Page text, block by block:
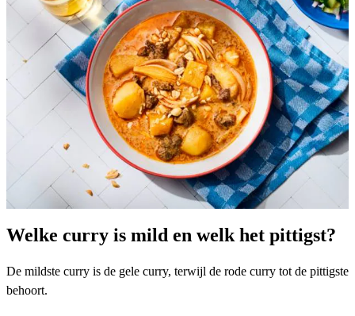
Welke curry is mild en welk het pittigst?
De mildste curry is de gele curry, terwijl de rode curry tot de pittigste
behoort.